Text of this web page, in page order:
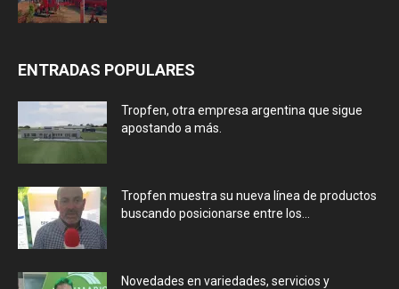
ENTRADAS POPULARES
Tropfen, otra empresa argentina que sigue
apostando a más.
Tropfen muestra su nueva línea de productos
buscando posicionarse entre los...
Novedades en variedades, servicios y